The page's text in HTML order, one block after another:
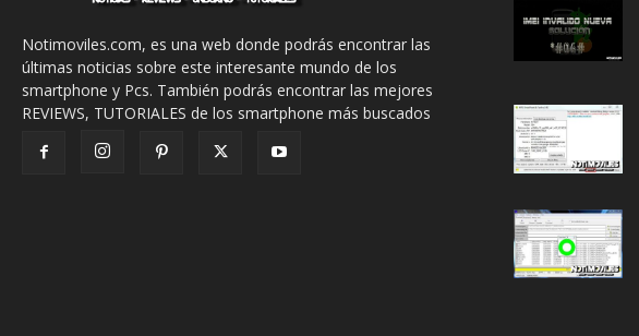
Notimoviles.com, es una web donde podrás encontrar las
últimas noticias sobre este interesante mundo de los
smartphone y Pcs. También podrás encontrar las mejores
REVIEWS, TUTORIALES de los smartphone más buscados